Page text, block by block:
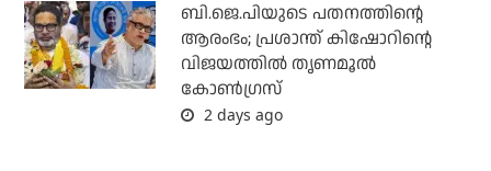
ബി.ജെ.പിയുടെ പതനത്തിന്റെ
ആരംഭം; പ്രശാന്ത് കിഷോറിന്റെ
വിജയത്തില്‍ തൃണമൂല്‍
കോണ്‍ഗ്രസ്
2 days ago